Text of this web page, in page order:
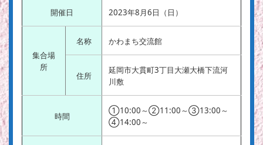
開催日 2023年8月6日（日）
集合場
所
名称 かわまち交流館
住所
延岡市大貫町3丁目大瀬大橋下流河
川敷
時間
①10:00～②11:00～③13:00～
④14:00～